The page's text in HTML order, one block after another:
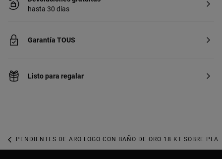
hasta 30 días
Garantía TOUS
Listo para regalar
PENDIENTES DE ARO LOGO CON BAÑO DE ORO 18 KT SOBRE